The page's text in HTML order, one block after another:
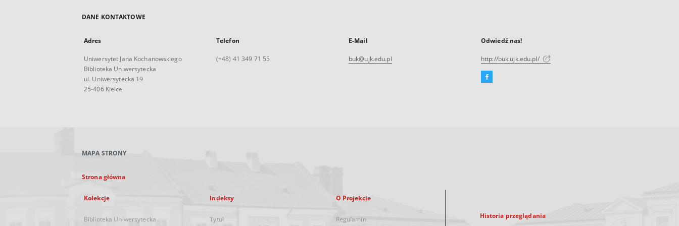
DANE KONTAKTOWE
Adres
Uniwersytet Jana Kochanowskiego
Biblioteka Uniwersytecka
ul. Uniwersytecka 19
25-406 Kielce
Telefon
(+48) 41 349 71 55
E-Mail
buk@ujk.edu.pl
Odwiedź nas!
http://buk.ujk.edu.pl/
Facebook
MAPA STRONY
Strona główna
Kolekcje
Biblioteka Uniwersytecka
Indeksy
Tytuł
O Projekcie
Regulamin Historia przeglądania